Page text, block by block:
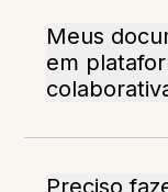
Meus
em
Preciso